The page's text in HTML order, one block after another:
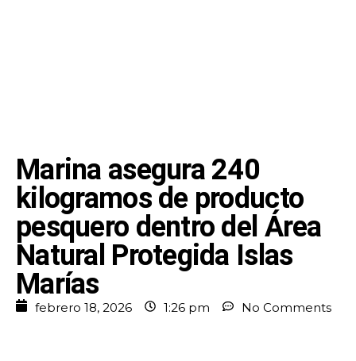
Marina asegura 240
kilogramos de producto
pesquero dentro del Área
Natural Protegida Islas
Marías
febrero 18, 2026 1:26 pm No Comments